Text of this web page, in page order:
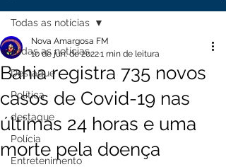
Todas as notícias
Destaque
Política
destaque
Polícia
Entretenimento
Todas as notícias
Bahia registra 735 novos
casos de Covid-19 nas
últimas 24 horas e uma
morte pela doença
Nova Amargosa FM
10 de jun. de 20221 min de leitura